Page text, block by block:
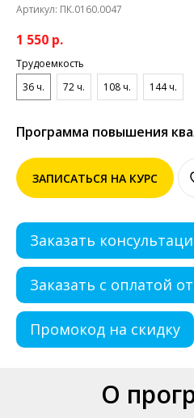
Артикул: ПК.0160.0047
1 550 р.
Трудоемкость
36 ч.
72 ч. 108 ч. 144 ч.
Программа повышения
ЗАПИСАТЬСЯ НА КУРС
Заказать
Заказать с оплатой
Промокод на скидку
О